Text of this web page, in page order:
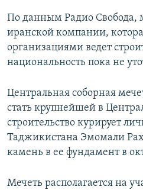
По данным Радио Свобода,
иранской компании,
организациями ведет
национальность пока не
Центральная соборная
стать крупнейшей в
строительство курирует
Таджикистана Эмомали
камень в ее фундамент в
Мечеть располагается на